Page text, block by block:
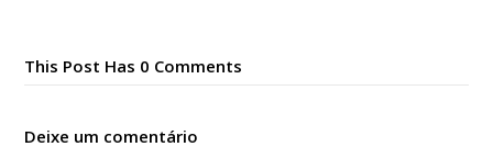
This Post Has 0 Comments
Deixe um comentário